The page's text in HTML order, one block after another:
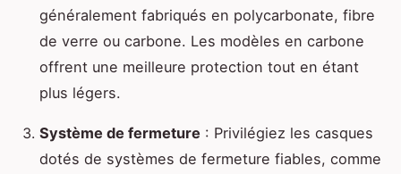
généralement fabriqués en polycarbonate, fibre
de verre ou carbone. Les modèles en carbone
offrent une meilleure protection tout en étant
plus légers.
Système de fermeture : Privilégiez les casques
dotés de systèmes de fermeture fiables, comme